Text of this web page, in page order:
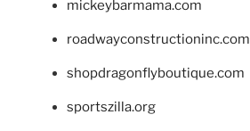
mickeybarmama.com
roadwayconstructioninc.com
shopdragonflyboutique.com
sportszilla.org